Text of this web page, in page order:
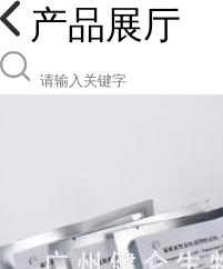
产品展厅